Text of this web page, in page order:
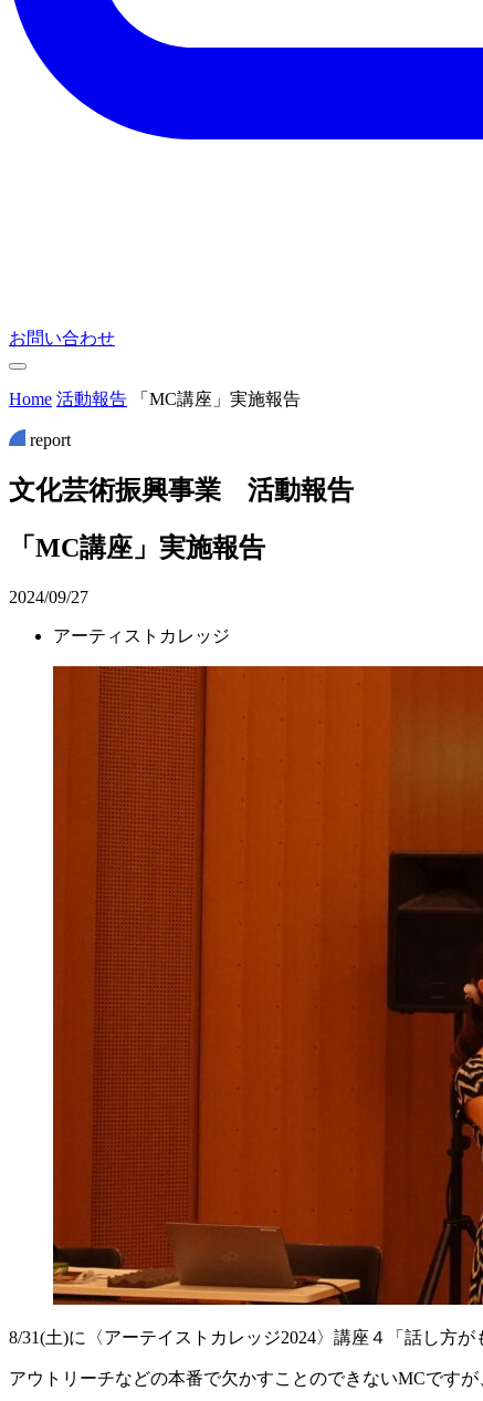
お問い合わせ
Home 活動報告 「MC講座」実施報告
report
文化芸術振興事業 活動報告
「MC講座」実施報告
2024/09/27
アーティストカレッジ
8/31(土)に〈アーテイストカレッジ2024〉講座４「話し方
アウトリーチなどの本番で欠かすことのできないMCです